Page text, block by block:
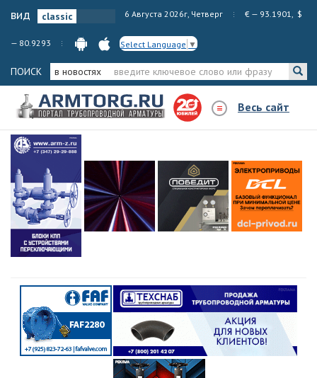
вид 6 Августа 2026г, Четверг € — 93.1901, $
— 80.9293 Select Language ▼
ПОИСК в новостях
Весь сайт